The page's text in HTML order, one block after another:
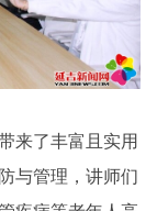
了丰富且实用
与管理，讲师们